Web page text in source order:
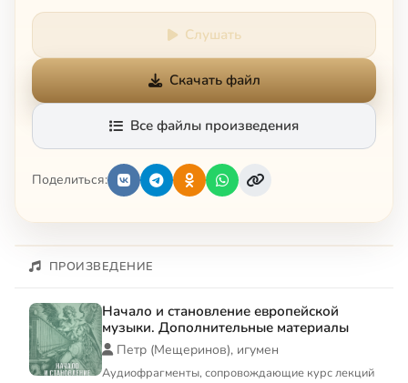
Слушать
Скачать файл
Все файлы произведения
Поделиться:
ПРОИЗВЕДЕНИЕ
Начало и становление европейской
музыки. Дополнительные материалы
Петр (Мещеринов), игумен
Аудиофрагменты, сопровождающие курс лекций